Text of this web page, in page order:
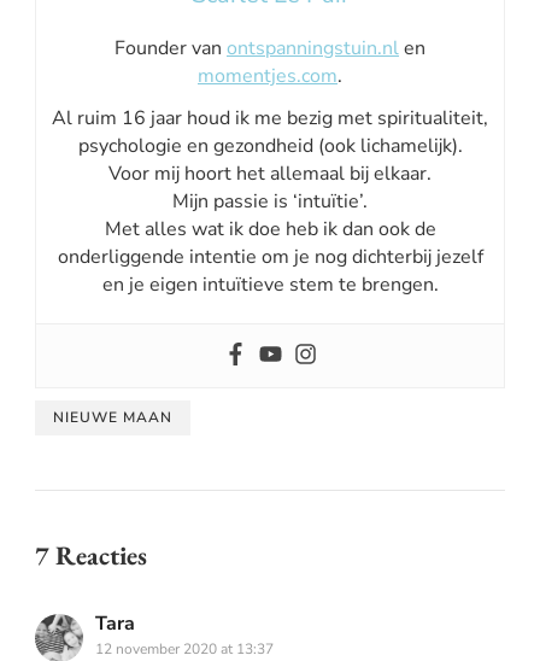
Founder van ontspanningstuin.nlen
momentjes.com.
Al ruim 16 jaar houd ik me bezig met spiritualiteit,
psychologie en gezondheid (ook lichamelijk).
Voor mij hoort het allemaal bij elkaar.
Mijn passie is ‘intuïtie’.
Met alles wat ik doe heb ik dan ook de
onderliggende intentie om je nog dichterbij jezelf
en je eigen intuïtieve stem te brengen.
NIEUWE MAAN
7 Reacties
Tara
12 november 2020 at 13:37